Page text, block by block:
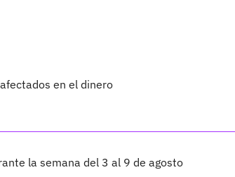
en el dinero
la semana del 3 al 9 de agosto